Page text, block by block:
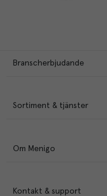
Branscherbjudande
Sortiment & tjänster
Om Menigo
Kontakt & support